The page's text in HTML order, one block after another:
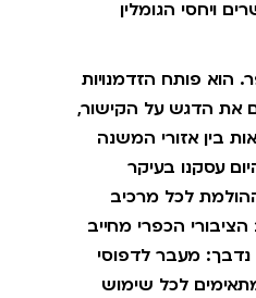
ויחסי הגומלין
הוא פותח הזדמנויות
את הדגש על הקישור,
בין אזורי המשנה
עסקנו בעיקר
לכל מרכיב
הכפרי מחייב
מעבר לדפוסי
לכל שימוש